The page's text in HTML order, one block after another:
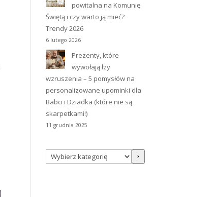
powitalna na Komunię
Świętą i czy warto ją mieć?
Trendy 2026
6 lutego 2026
Prezenty, które
wywołają łzy
wzruszenia – 5 pomysłów na
personalizowane upominki dla
Babci i Dziadka (które nie są
skarpetkami!)
11 grudnia 2025
Wybierz
kategorię